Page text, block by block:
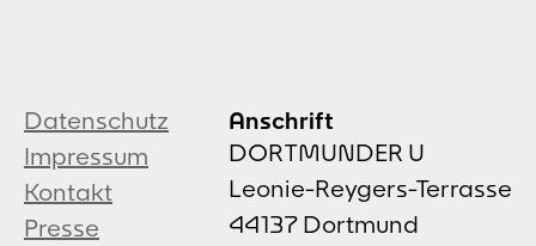
Datenschutz
Impressum
Kontakt
Presse
Anschrift
DORTMUNDER U
Leonie-Reygers-Terrasse
44137 Dortmund